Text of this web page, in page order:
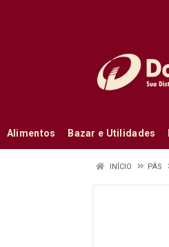
Alimentos Bazar e Utilidades
INÍCIO PÁS